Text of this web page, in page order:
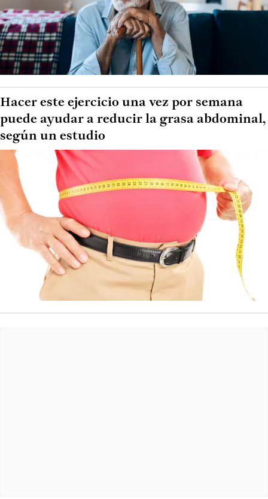
Hacer este ejercicio una vez por semana
puede ayudar a reducir la grasa abdominal,
según un estudio